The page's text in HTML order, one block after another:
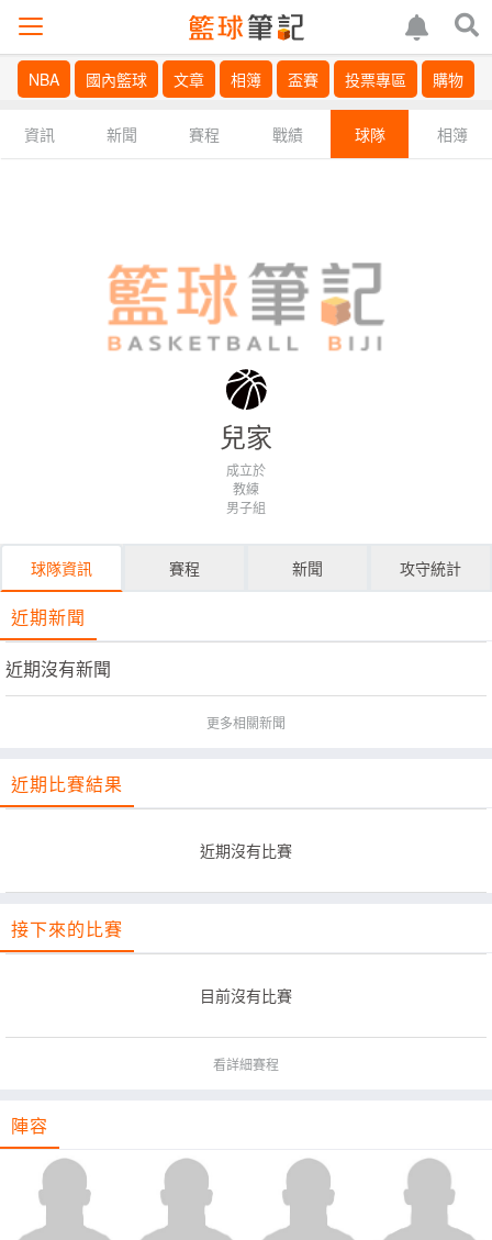
NBA 國內籃球 文章 相簿 盃賽 投票專區 購物
資訊 新聞 賽程 戰績 球隊 相簿
兒家
成立於
教練
男子組
球隊資訊 賽程 新聞 攻守統計
近期新聞
近期沒有新聞
更多相關新聞
近期比賽結果
近期沒有比賽
接下來的比賽
目前沒有比賽
看詳細賽程
陣容